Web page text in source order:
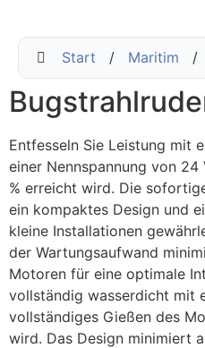
Start / Maritim /
Entfesseln Sie Leistung mit
einer Nennspannung von
% erreicht wird. Die
ein kompaktes Design und
kleine Installationen
der Wartungsaufwand
Motoren für eine optimale
vollständig wasserdicht mit
vollständiges Gießen des
wird. Das Design minimiert